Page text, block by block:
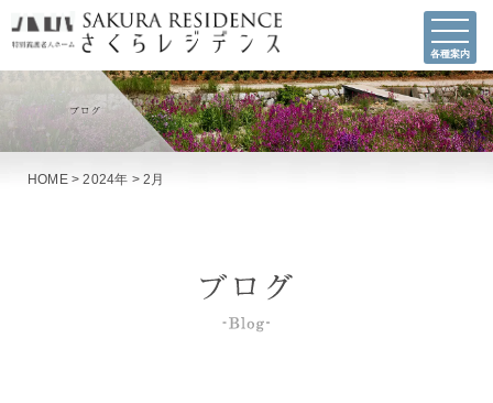
各種案内
HOME>2024年 >2月